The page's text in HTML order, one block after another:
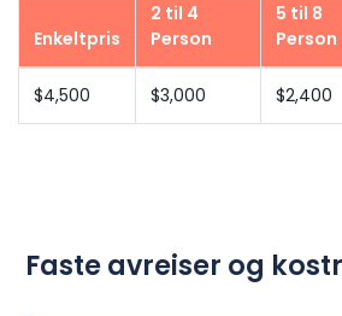
Enkeltpris
2 til 4
Person
5 til 8
Person
$4,500 $3,000 $2,400
Faste avreiser og